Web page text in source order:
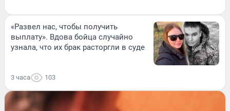
«Развел нас, чтобы получить
выплату». Вдова бойца случайно
узнала, что их брак расторгли в суде
3 часа 103